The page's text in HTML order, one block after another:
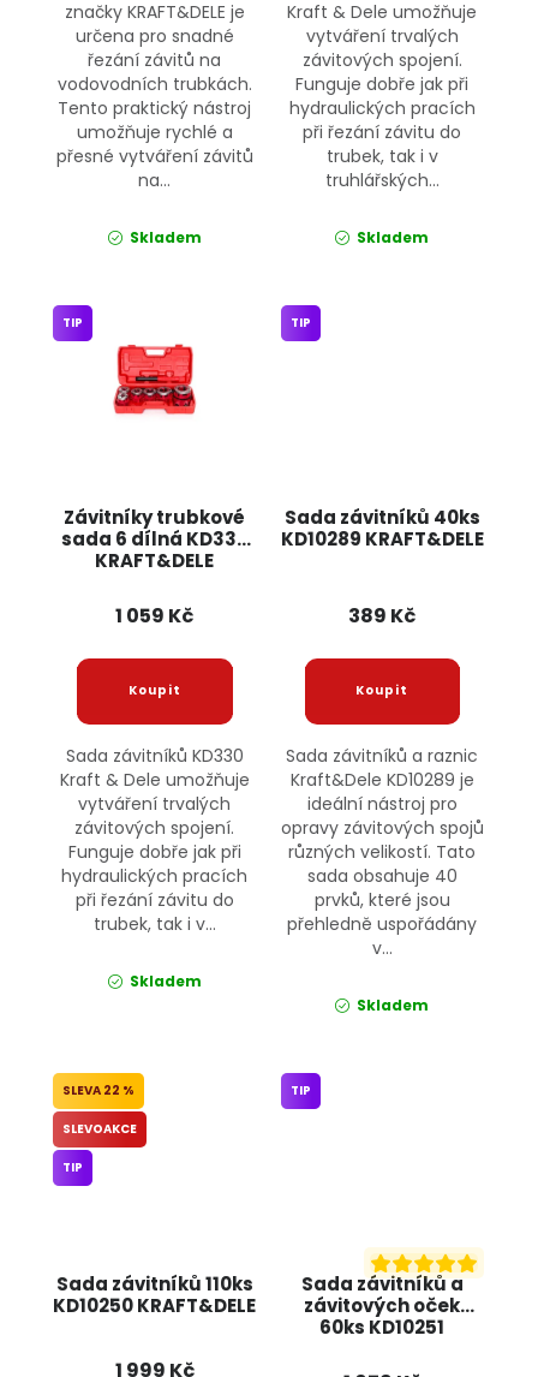
značky KRAFT&DELE je
určena pro snadné
řezání závitů na
vodovodních trubkách.
Tento praktický nástroj
umožňuje rychlé a
přesné vytváření závitů
na...
Skladem
Kraft & Dele umožňuje
vytváření trvalých
závitových spojení.
Funguje dobře jak při
hydraulických pracích
při řezání závitu do
trubek, tak i v
truhlářských...
Skladem
Závitníky trubkové
sada 6 dílná KD332
KRAFT&DELE
TIP
1 059 Kč
Sada závitníků KD330
Kraft & Dele umožňuje
vytváření trvalých
závitových spojení.
Funguje dobře jak při
hydraulických pracích
při řezání závitu do
trubek, tak i v...
Skladem
Sada závitníků 40ks
KD10289 KRAFT&DELE
TIP
389 Kč
Sada závitníků a raznic
Kraft&Dele KD10289 je
ideální nástroj pro
opravy závitových spojů
různých velikostí. Tato
sada obsahuje 40
prvků, které jsou
přehledně uspořádány
v...
Skladem
Sada závitníků 110ks
KD10250 KRAFT&DELE
22 %
SLEVOAKCE
TIP
1 999 Kč
Sada závitníků a
závitových oček
60ks KD10251
TIP